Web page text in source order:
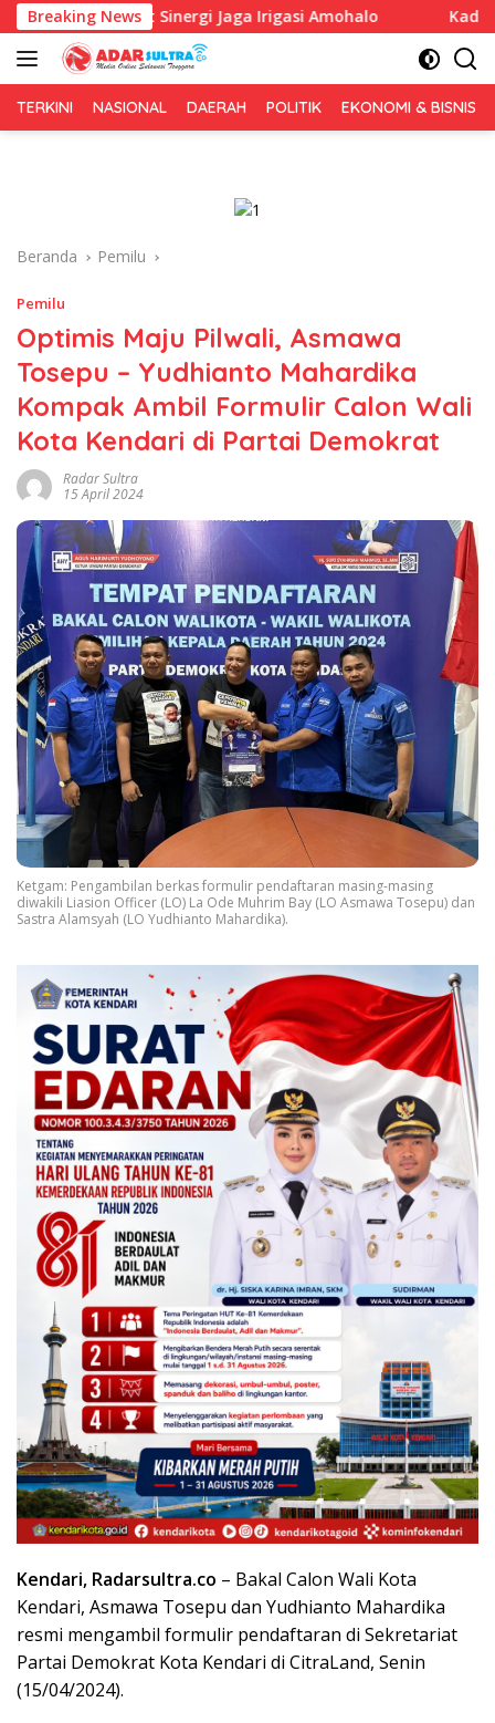
Langsung
ke
konten
Breaking News
Sinergi Jaga Irigasi Amohalo Kadin Sultra
TERKINI NASIONAL DAERAH POLITIK EKONOMI & BISNIS
Beranda Pemilu
Pemilu
Optimis Maju Pilwali, Asmawa
Tosepu – Yudhianto Mahardika
Kompak Ambil Formulir Calon Wali
Kota Kendari di Partai Demokrat
Radar Sultra
15 April 2024
Ketgam: Pengambilan berkas formulir pendaftaran masing-masing
diwakili Liasion Officer (LO) La Ode Muhrim Bay (LO Asmawa Tosepu) dan
Sastra Alamsyah (LO Yudhianto Mahardika).
Kendari, Radarsultra.co – Bakal Calon Wali Kota
Kendari, Asmawa Tosepu dan Yudhianto Mahardika
resmi mengambil formulir pendaftaran di Sekretariat
Partai Demokrat Kota Kendari di CitraLand, Senin
(15/04/2024).